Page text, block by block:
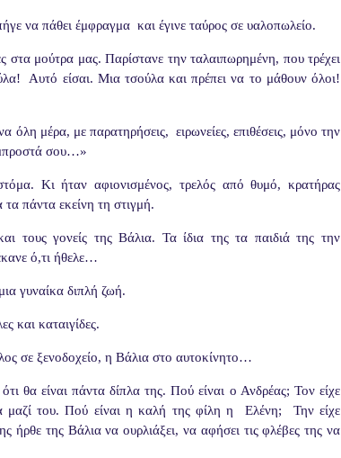
να πάθει έμφραγμα και έγινε ταύρος σε υαλοπωλείο.
μούτρα μας. Παρίστανε την ταλαιπωρημένη, που τρέχει
Αυτό είσαι. Μια τσούλα και πρέπει να το μάθουν όλοι!
μέρα, με παρατηρήσεις, ειρωνείες, επιθέσεις, μόνο την
σου…»
Κι ήταν αφιονισμένος, τρελός από θυμό, κρατήρας
τα πάντα εκείνη τη στιγμή.
τους γονείς της Βάλια. Τα ίδια της τα παιδιά της την
ό,τι ήθελε…
γυναίκα διπλή ζωή.
και καταιγίδες.
σε ξενοδοχείο, η Βάλια στο αυτοκίνητο…
θα είναι πάντα δίπλα της. Πού είναι ο Ανδρέας; Τον είχε
μαζί του. Πού είναι η καλή της φίλη η Ελένη; Την είχε
ήρθε της Βάλια να ουρλιάξει, να αφήσει τις φλέβες της να